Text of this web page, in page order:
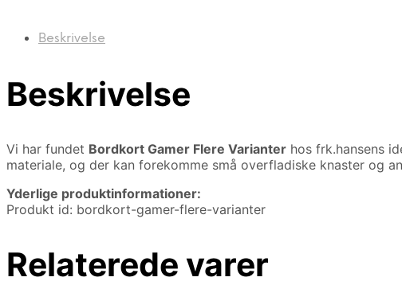
Beskrivelse
Beskrivelse
Vi har fundet Bordkort Gamer Flere Varianter hos frk.hansens
materiale, og der kan forekomme små overfladiske knaster og
Yderlige produktinformationer:
Produkt id: bordkort-gamer-flere-varianter
Relaterede varer